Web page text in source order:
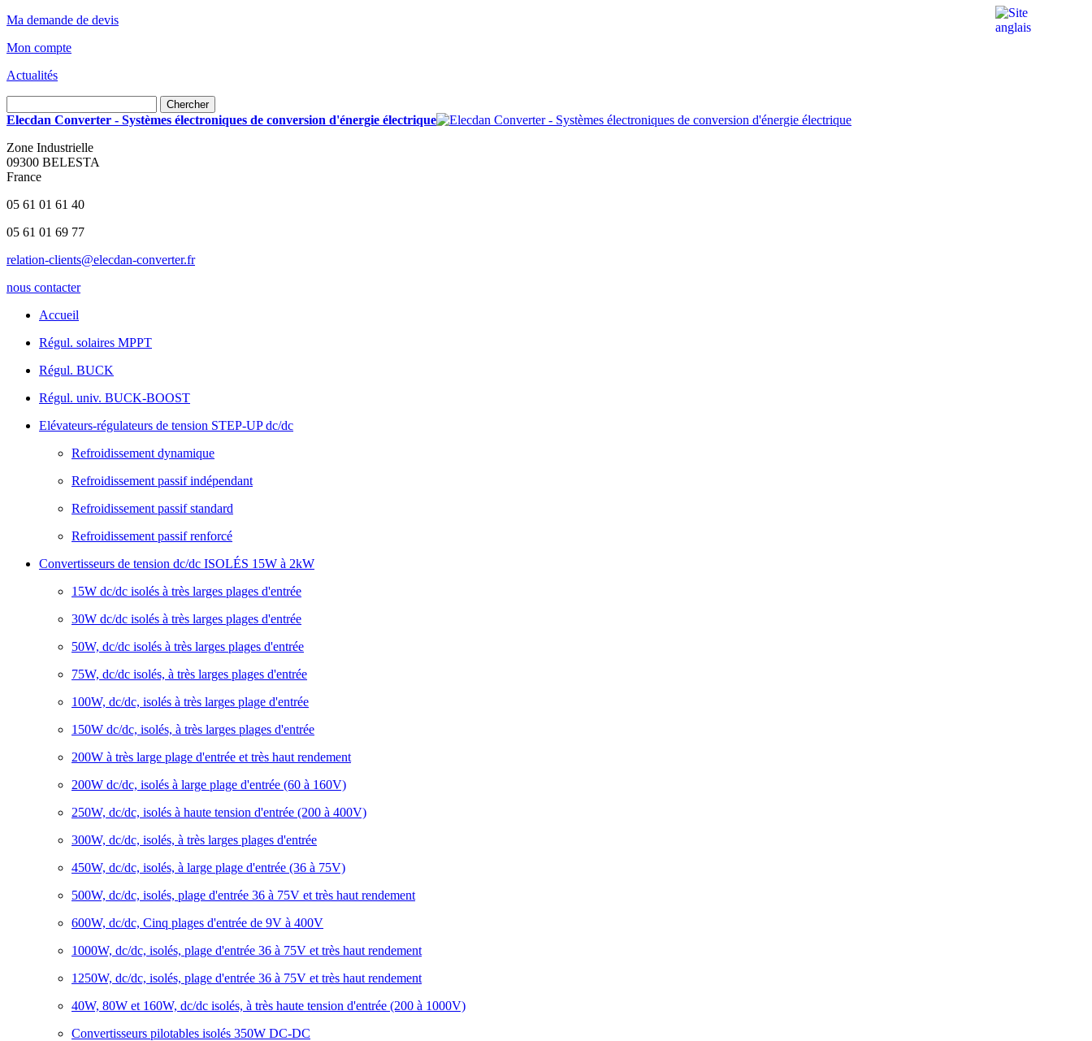
Ma demande de devis
Mon compte
Actualités
Chercher
Elecdan Converter - Systèmes électroniques de conversion d'énergie électrique
Zone Industrielle
09300 BELESTA
France
05 61 01 61 40
05 61 01 69 77
relation-clients@elecdan-converter.fr
nous contacter
Accueil
Régul. solaires MPPT
Régul. BUCK
Régul. univ. BUCK-BOOST
Elévateurs-régulateurs de tension STEP-UP dc/dc
Refroidissement dynamique
Refroidissement passif indépendant
Refroidissement passif standard
Refroidissement passif renforcé
Convertisseurs de tension dc/dc ISOLÉS 15W à 2kW
15W dc/dc isolés à très larges plages d'entrée
30W dc/dc isolés à très larges plages d'entrée
50W, dc/dc isolés à très larges plages d'entrée
75W, dc/dc isolés, à très larges plages d'entrée
100W, dc/dc, isolés à très larges plage d'entrée
150W dc/dc, isolés, à très larges plages d'entrée
200W à très large plage d'entrée et très haut rendement
200W dc/dc, isolés à large plage d'entrée (60 à 160V)
250W, dc/dc, isolés à haute tension d'entrée (200 à 400V)
300W, dc/dc, isolés, à très larges plages d'entrée
450W, dc/dc, isolés, à large plage d'entrée (36 à 75V)
500W, dc/dc, isolés, plage d'entrée 36 à 75V et très haut rendement
600W, dc/dc, Cinq plages d'entrée de 9V à 400V
1000W, dc/dc, isolés, plage d'entrée 36 à 75V et très haut rendement
1250W, dc/dc, isolés, plage d'entrée 36 à 75V et très haut rendement
40W, 80W et 160W, dc/dc isolés, à très haute tension d'entrée (200 à 1000V)
Convertisseurs pilotables isolés 350W DC-DC